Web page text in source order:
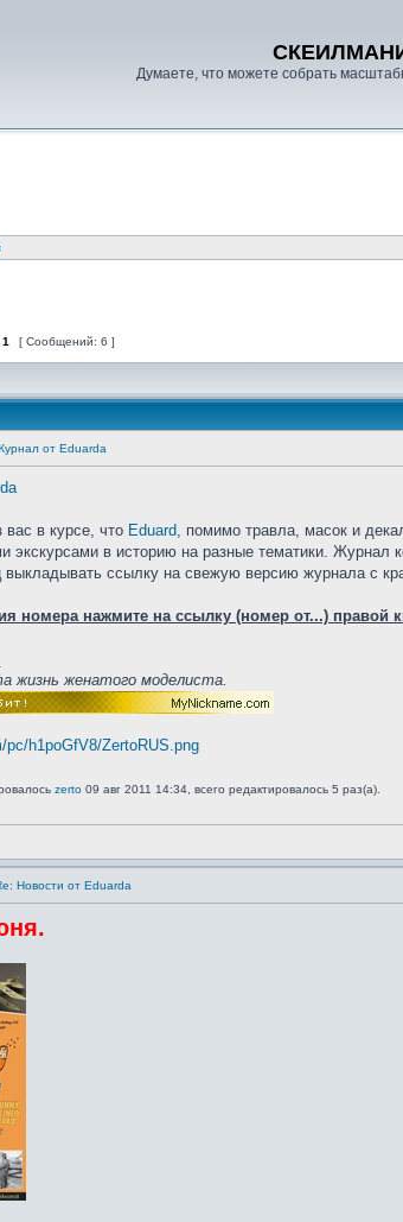
Думаете, что можете собрать
1 [ Сообщений: 6 ]
от Eduarda
вас в курсе, что Eduard, помимо травла, масок и
экскурсами в историю на разные тематики.
ссылку на свежую версию журнала с
номера нажмите на ссылку (номер от...) правой
жизнь женатого моделиста.
h1poGfV8/ZertoRUS.png
zerto 09 авг 2011 14:34, всего редактировалось 5 раз(а).
Новости от Eduarda